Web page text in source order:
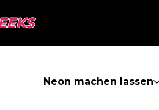
Neon machen lassen